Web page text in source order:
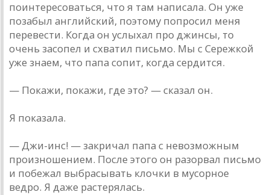
поинтересоваться, что я там написала. Он уже
позабыл английский, поэтому попросил меня
перевести. Когда он услыхал про джинсы, то
очень засопел и схватил письмо. Мы с Сережкой
уже знаем, что папа сопит, когда сердится.
— Покажи, покажи, где это? — сказал он.
Я показала.
— Джи-инс! — закричал папа с невозможным
произношением. После этого он разорвал письмо
и побежал выбрасывать клочки в мусорное
ведро. Я даже растерялась.